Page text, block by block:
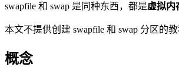
swapfile 和 swap 是同种东西，都是虚拟内
本文不提供创建 swapfile 和 swap 分区的
概念